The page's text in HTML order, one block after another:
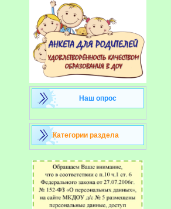
Наш опрос
Категории раздела